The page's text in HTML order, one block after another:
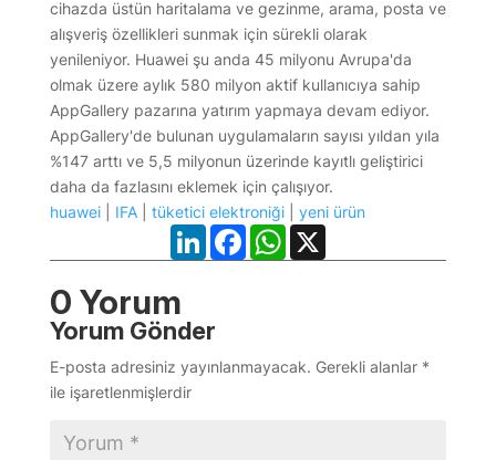
cihazda üstün haritalama ve gezinme, arama, posta ve
alışveriş özellikleri sunmak için sürekli olarak
yenileniyor. Huawei şu anda 45 milyonu Avrupa'da
olmak üzere aylık 580 milyon aktif kullanıcıya sahip
AppGallery pazarına yatırım yapmaya devam ediyor.
AppGallery'de bulunan uygulamaların sayısı yıldan yıla
%147 arttı ve 5,5 milyonun üzerinde kayıtlı geliştirici
daha da fazlasını eklemek için çalışıyor.
huawei| IFA| tüketici elektroniği| yeni ürün
LinkedInFacebookWhatsApp
X
0 Yorum
Yorum Gönder
E-posta adresiniz yayınlanmayacak. Gerekli alanlar *
ile işaretlenmişlerdir